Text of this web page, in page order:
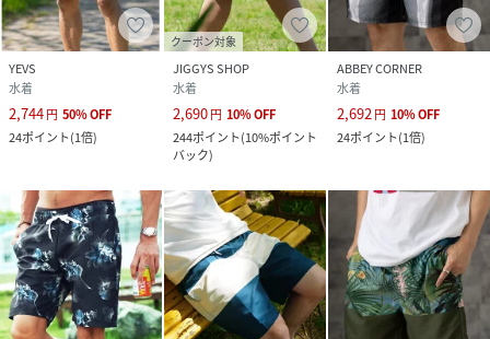
【MODEL】
ブラック、ネイビーモデル 身長：183cm 着用サイズ：LL
メンズ
サイズ M、L、LL
品番
PP0767_y35bmh001
(y35bmh001-OR3-3 PP0767
YEVS
水着
2,744円 50%OFF
24ポイント(1倍)
クーポン対象
JIGGYS SHOP
水着
2,690円 10%OFF
244ポイント(10%ポイント
バック)
ABBEY CORNER
水着
2,692円 10%OFF
24ポイント(1倍)